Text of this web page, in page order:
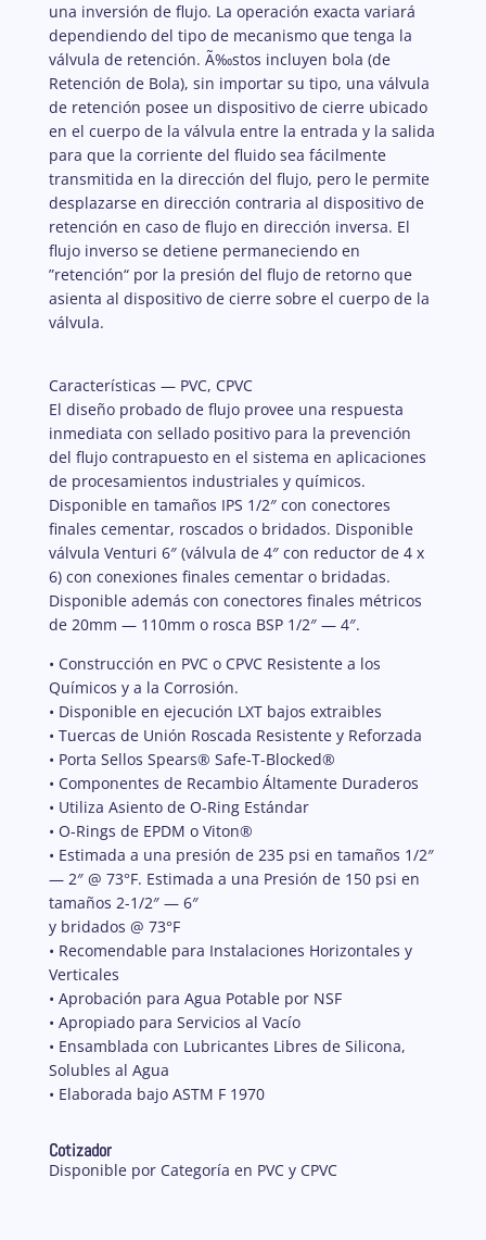
una inversión de flujo. La operación exacta variará
dependiendo del tipo de mecanismo que tenga la
válvula de retención. Ã‰stos incluyen bola (de
Retención de Bola), sin importar su tipo, una válvula
de retención posee un dispositivo de cierre ubicado
en el cuerpo de la válvula entre la entrada y la salida
para que la corriente del fluido sea fácilmente
transmitida en la dirección del flujo, pero le permite
desplazarse en dirección contraria al dispositivo de
retención en caso de flujo en dirección inversa. El
flujo inverso se detiene permaneciendo en
”retención“ por la presión del flujo de retorno que
asienta al dispositivo de cierre sobre el cuerpo de la
válvula.
Características — PVC, CPVC
El diseño probado de flujo provee una respuesta
inmediata con sellado positivo para la prevención
del flujo contrapuesto en el sistema en aplicaciones
de procesamientos industriales y químicos.
Disponible en tamaños IPS 1/2″ con conectores
finales cementar, roscados o bridados. Disponible
válvula Venturi 6″ (válvula de 4″ con reductor de 4 x
6) con conexiones finales cementar o bridadas.
Disponible además con conectores finales métricos
de 20mm — 110mm o rosca BSP 1/2″ — 4″.
• Construcción en PVC o CPVC Resistente a los
Químicos y a la Corrosión.
• Disponible en ejecución LXT bajos extraibles
• Tuercas de Unión Roscada Resistente y Reforzada
• Porta Sellos Spears® Safe-T-Blocked®
• Componentes de Recambio Áltamente Duraderos
• Utiliza Asiento de O-Ring Estándar
• O-Rings de EPDM o Viton®
• Estimada a una presión de 235 psi en tamaños 1/2″
— 2″ @ 73°F. Estimada a una Presión de 150 psi en
tamaños 2-1/2″ — 6″
y bridados @ 73°F
• Recomendable para Instalaciones Horizontales y
Verticales
• Aprobación para Agua Potable por NSF
• Apropiado para Servicios al Vacío
• Ensamblada con Lubricantes Libres de Silicona,
Solubles al Agua
• Elaborada bajo ASTM F 1970
Cotizador
Disponible por Categoría en PVC y CPVC